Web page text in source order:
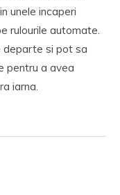
unele incaperi
rulourile automate.
departe si pot sa
pentru a avea
iarna.